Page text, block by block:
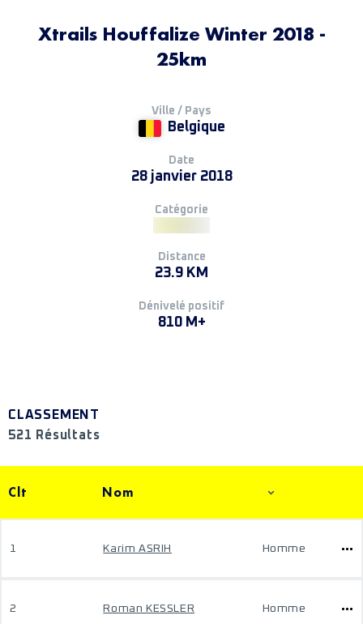
Xtrails Houffalize Winter 2018 -
25km
Ville / Pays
Belgique
Date
28 janvier 2018
Catégorie
Distance
23.9 KM
Dénivelé positif
810 M+
CLASSEMENT
521 Résultats
Clt Nom
1 Karim ASRIH Homme
2 Roman KESSLER Homme